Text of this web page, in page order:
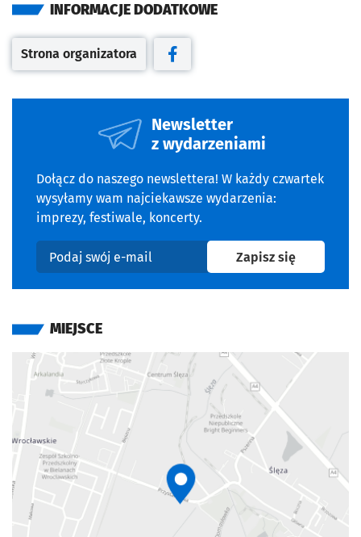
INFORMACJE DODATKOWE
Otwiera się w nowej karcie
Strona organizatora
Otwiera się w nowej karcie
Newsletter
z wydarzeniami
Dołącz do naszego newslettera! W każdy czwartek
wysyłamy wam najciekawsze wydarzenia:
imprezy, festiwale, koncerty.
Podaj swój e-mail
Zapisz sięna
MIEJSCE